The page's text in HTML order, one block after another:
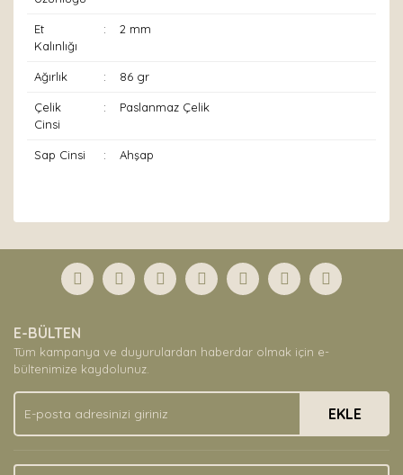
Et
Kalınlığı
: 2 mm
Ağırlık : 86 gr
Çelik
Cinsi
: Paslanmaz Çelik
Sap Cinsi : Ahşap
Yorum Yaz
formunu kullanarak tarafımıza iletebilirsiniz.
Görüş ve önerileriniz için teşekkür ederiz.
Ürün açıklamasında eksik bilgiler bulunuyor.
Ürün bilgilerinde hatalar bulunuyor.
Ürün fiyatı diğer sitelerden daha pahalı.
Bu ürüne benzer farklı alternatifler olmalı.
E-BÜLTEN
Tüm kampanya ve duyurulardan haberdar olmak için e-
bültenimize kaydolunuz.
EKLE